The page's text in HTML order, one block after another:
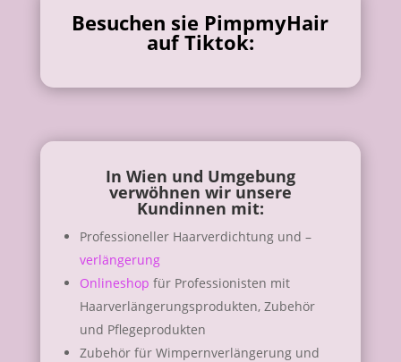
Besuchen sie PimpmyHair
auf Tiktok:
In Wien und Umgebung
verwöhnen wir unsere
Kundinnen mit:
Professioneller Haarverdichtung und –
verlängerung
Onlineshop für Professionisten mit
Haarverlängerungsprodukten, Zubehör
und Pflegeprodukten
Zubehör für Wimpernverlängerung und